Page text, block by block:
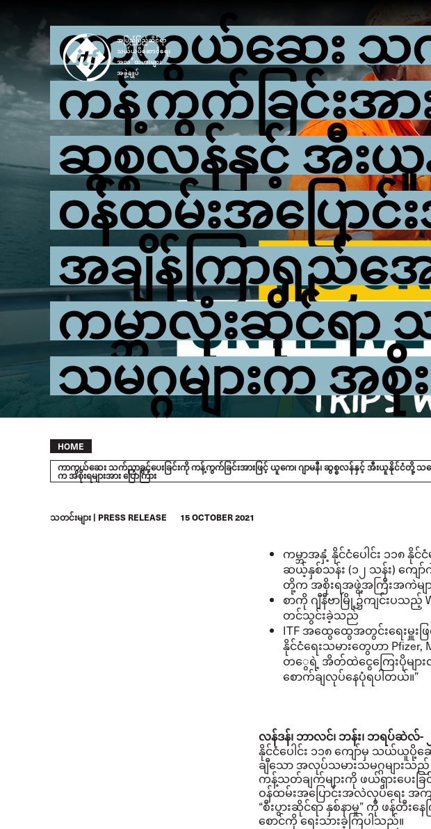
content
ကာကွယ်ဆေး သက်
ကန့်ကွက်ခြင်းအား
ဆွစ္စလန်နှင့် အီး
ဝန်ထမ်းအပြော
အချိန်ကြာရှည်အ
ကမ္ဘာလုံးဆိုင်ရာ
သမဂ္ဂများက အစိုး
Breadcrumb
HOME
ကာကွယ်ဆေး သက်ညှာခွင့်ပေးခြင်းကို ကန့်ကွက်ခြင်းအားဖြင့် ယူကေ၊ ဂျာမနီ၊ ဆွစ္စလန်နှင့် အီးယူနိုင်ငံတို့ သ
က အစိုးရများအား ပြောကြား
သတင်းများ PRESS RELEASE 15 OCTOBER 2021
ကမ္ဘာအနှံ့ နိုင်ငံပေါင်း ၁၁၈
ဆယ့်နှစ်သန်း (၁၂ သန်း) ကျေ
တို့က အစိုးရအဖွဲ့အကြီးအကဲမျ
စာကို ဂျီနီဗာမြို့၌ကျင်းပသည့်
တင်သွင်းခဲ့သည်
ITF အထွေထွေအတွင်းရေးမှူးဖ
နိုင်ငံရေးသမားတွေဟာ
တွေရဲ့ အိတ်ထဲငွေကြေးပိုမျာ
စောက်ချလုပ်နေပုံရပါတယ်။”
လန်ဒန်၊ ဘာလင်၊ ဘန်း၊ ဘရပ်ဆဲလ်
နိုင်ငံပေါင်း ၁၁၈ ကျော်မှ သယ်ယူပို့
ချီသော အလုပ်သမားသမဂ္ဂမျာ
ကန့်သတ်ချက်များကို ဖယ်ရှားပေး
ဝန်ထမ်းအပြောင်းအလဲလုပ်ရေး အ
“စီးပွားဆိုင်ရာ နှစ်နာမှု” ကို ဖန်တီ
စောင်ကို ရေးသားခဲ့ကြပါသည်။